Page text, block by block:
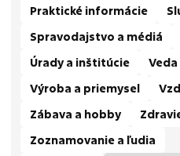
Praktické informácie
Spravodajstvo a médiá
Úrady a inštitúcie
Výroba a priemysel
Zábava a hobby
Zoznamovanie a ľudia